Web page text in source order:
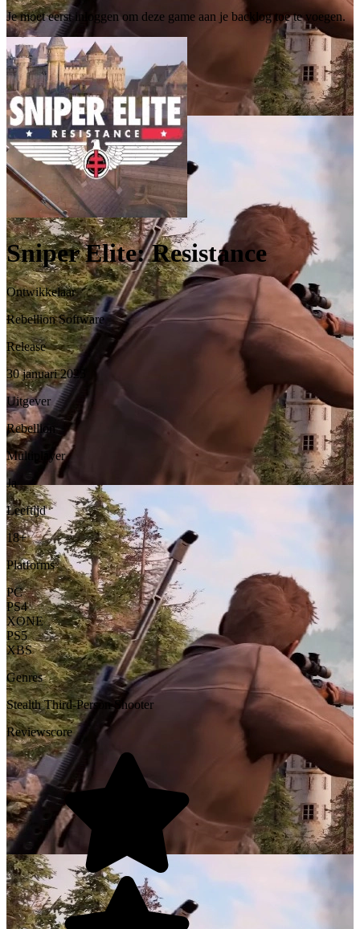
Je moet eerst inloggen om deze game aan je backlog toe te voegen.
Sniper Elite: Resistance
Ontwikkelaar
Rebellion Software
Release
30 januari 2025
Uitgever
Rebellion
Multiplayer
Ja
Leeftijd
18+
Platforms
PC
PS4
XONE
PS5
XBS
Genres
Stealth Third-Person Shooter
Reviewscore